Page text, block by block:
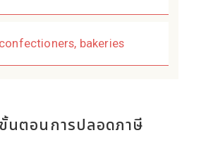
bakeries
นตอนการปลอดภาษี